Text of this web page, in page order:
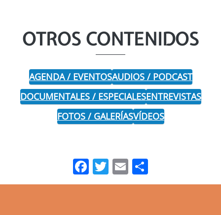
OTROS CONTENIDOS
AGENDA / EVENTOSAUDIOS / PODCAST
DOCUMENTALES / ESPECIALESENTREVISTAS
FOTOS / GALERÍASVÍDEOS
Facebook
Twitter
Email